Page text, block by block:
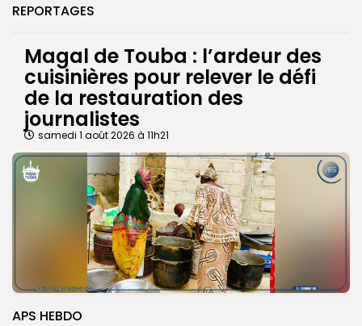
REPORTAGES
Magal de Touba : l’ardeur des
cuisinières pour relever le défi
de la restauration des
journalistes
samedi 1 août 2026 à 11h21
APS HEBDO